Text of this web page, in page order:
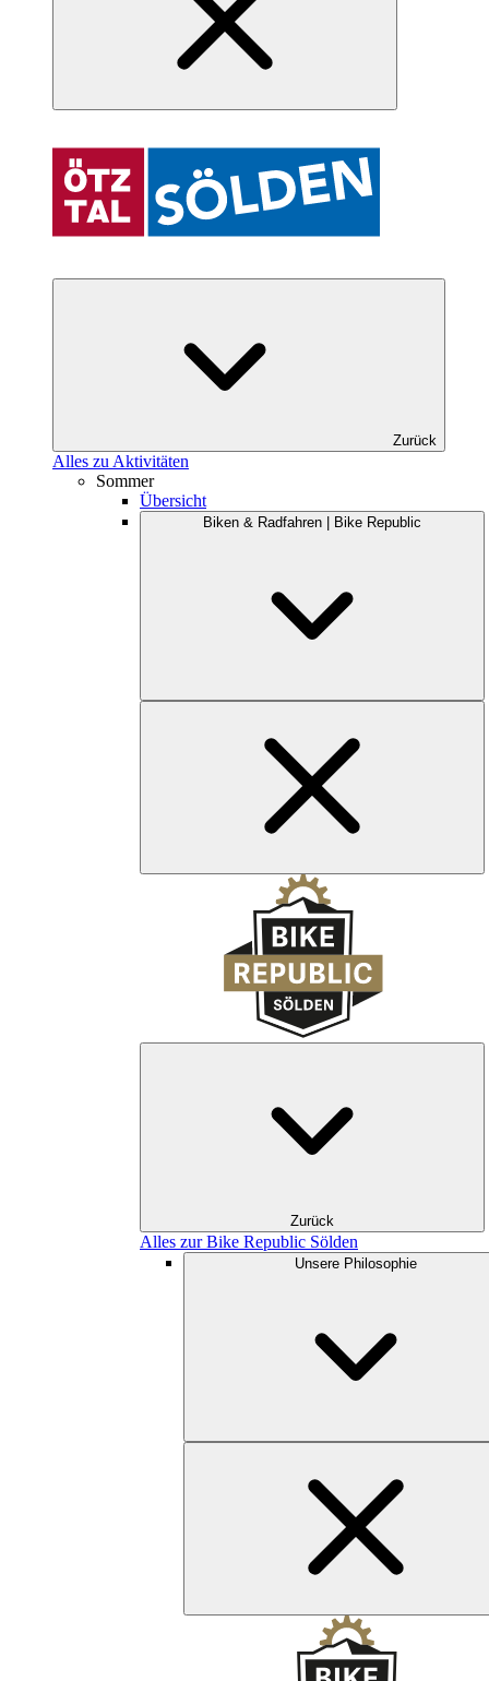
Zurück
Alles zu Aktivitäten
Sommer
Übersicht
Biken & Radfahren | Bike Republic
Zurück
Alles zur Bike Republic Sölden
Unsere Philosophie